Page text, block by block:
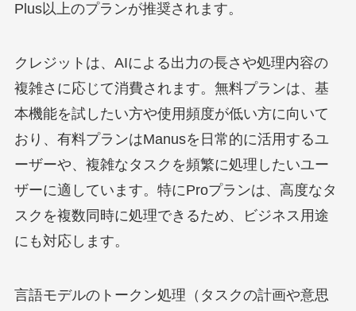
Plus以上のプランが推奨されます。
クレジットは、AIによる出力の長さや処理内容の
複雑さに応じて消費されます。無料プランは、基
本機能を試したい方や使用頻度が低い方に向いて
おり、有料プランはManusを日常的に活用するユ
ーザーや、複雑なタスクを頻繁に処理したいユー
ザーに適しています。特にProプランは、高度なタ
スクを複数同時に処理できるため、ビジネス用途
にも対応します。
言語モデルのトークン処理（タスクの計画や意思